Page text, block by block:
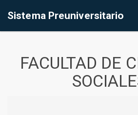
Sistema Preuniversitario
FACULTAD DE